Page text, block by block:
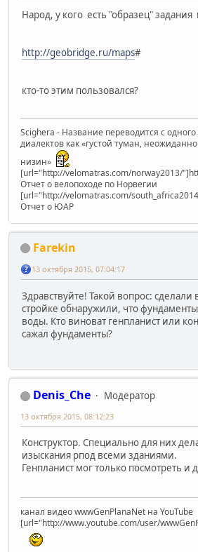
Народ, у кого есть "образец"
http://geobridge.ru/maps#
кто-то этим пользовался?
Scighera - Название переводится с
диалектов как «густой туман,
низин»
[url="http://velomatras.com/norway2013/
Отчет о велопоходе по Норвегии
[url="http://velomatras.com/
Отчет о ЮАР
Farekin
13 октября 2015, 07:04:17
Здравствуйте! Такой вопрос: сделали
стройке обнаружили, что фундаменты
воды. Кто виноват генпланист или
сажал фундаменты?
Denis_Che
Модератор
13 октября 2015, 08:12:23
Конструктор. Специально для них
изыскания рпод всеми зданиями.
Генпланист мог только посмотреть и
канал видео wwwGenPlanaNet на YouTube
[url="http://www.youtube.com/user/